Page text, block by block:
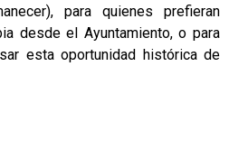
para quienes prefieran
desde el Ayuntamiento, o para
esta oportunidad histórica de